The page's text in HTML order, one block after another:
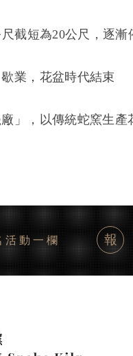
尺截短為20公尺，逐漸
歇業，花盆時代結束
」，以傳統蛇窯生產
活動一欄 報